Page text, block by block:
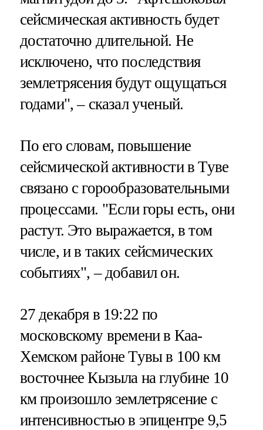
сейсмическая активность будет
достаточно длительной. Не
исключено, что последствия
землетрясения будут ощущаться
годами", – сказал ученый.
По его словам, повышение
сейсмической активности в Туве
связано с горообразовательными
процессами. "Если горы есть, они
растут. Это выражается, в том
числе, и в таких сейсмических
событиях", – добавил он.
27 декабря в 19:22 по
московскому времени в Каа-
Хемском районе Тувы в 100 км
восточнее Кызыла на глубине 10
км произошло землетрясение с
интенсивностью в эпицентре 9,5